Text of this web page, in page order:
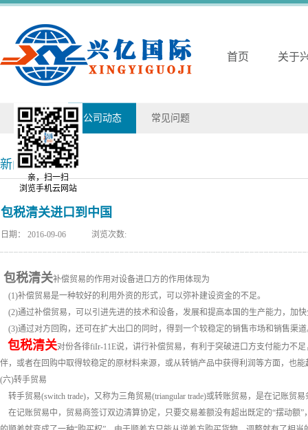
首页 关于
兴亿动态 公司动态 常见问题
新闻详情
包税清关进口到中国
日期： 2016-09-06 浏览次数:
包税清关补偿贸易的作用对设备进口方的作用体现为
(1)补偿贸易是一种较好的利用外资的形式，可以弥补建设资金的不足。
(2)通过补偿贸易，可以引进先进的技术和设备，发展和提高本国的生产能力，加
(3)通过对方回购，还可在扩大出口的同时，得到一个较稳定的销售市场和销售渠道
包税清关对份各徘fiIr-11E说，讲行补偿贸易，有利于突破进口方支付能力不
伴，或者在回购中取得较稳定的原材料来源，或从转销产品中获得利润等方面，也
(六)转手贸易
转手贸易(switch trade)，又称为三角贸易(triangular trade)或转账贸易，是在记账贸
在记账贸易中，贸易商签订双边清算协定，只要交易差额没有超出既定的“摆动额
亲，扫一扫
浏览手机云网站